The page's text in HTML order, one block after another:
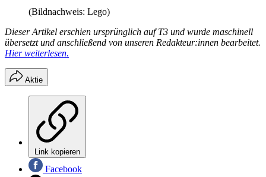
(Bildnachweis: Lego)
Dieser Artikel erschien ursprünglich auf T3 und wurde maschinell
übersetzt und anschließend von unseren Redakteur:innen bearbeitet.
Hier weiterlesen.
Aktie
Link kopieren
Facebook